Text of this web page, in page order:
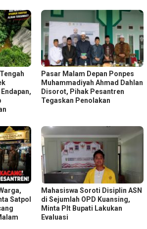
Pasar Malam Depan Ponpes
Muhammadiyah Ahmad Dahlan
Disorot, Pihak Pesantren
Tegaskan Penolakan
Satpol
Mahasiswa Soroti Disiplin ASN
di Sejumlah OPD Kuansing,
Minta Plt Bupati Lakukan
Evaluasi